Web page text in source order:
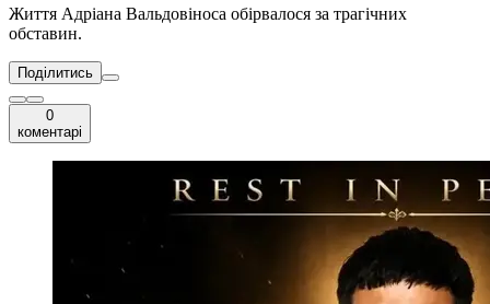
Життя Адріана Вальдовіноса обірвалося за трагічних
обставин.
Поділитись
0
коментарі